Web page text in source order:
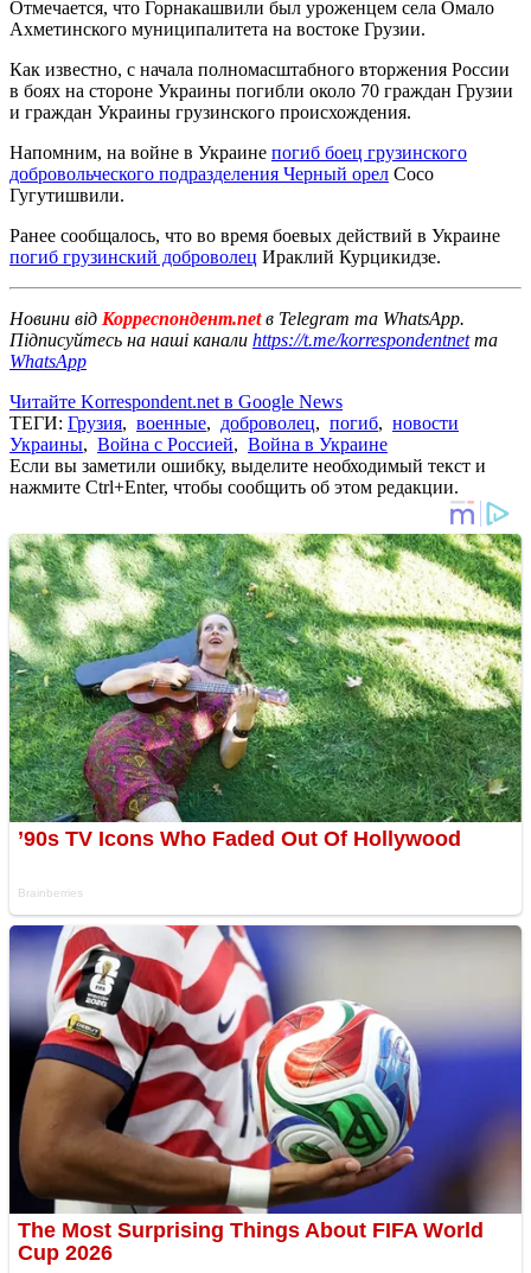
Отмечается, что Горнакашвили был уроженцем села Омало
Ахметинского муниципалитета на востоке Грузии.
Как известно, с начала полномасштабного вторжения России
в боях на стороне Украины погибли около 70 граждан Грузии
и граждан Украины грузинского происхождения.
Напомним, на войне в Украине погиб боец грузинского
добровольческого подразделения Черный орел Сосо
Гугутишвили.
Ранее сообщалось, что во время боевых действий в Украине
погиб грузинский доброволец Ираклий Курцикидзе.
Новини від Корреспондент.netв Telegram та WhatsApp.
Підписуйтесь на наші канали https://t.me/korrespondentnetта
WhatsApp
Читайте Korrespondent.net в Google News
ТЕГИ: Грузия, военные, доброволец, погиб, новости
Украины, Война с Россией, Война в Украине
Если вы заметили ошибку, выделите необходимый текст и
нажмите Ctrl+Enter, чтобы сообщить об этом редакции.